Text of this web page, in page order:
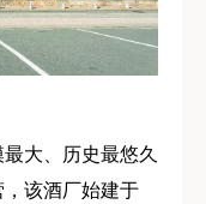
大、历史最悠久
该酒厂始建于